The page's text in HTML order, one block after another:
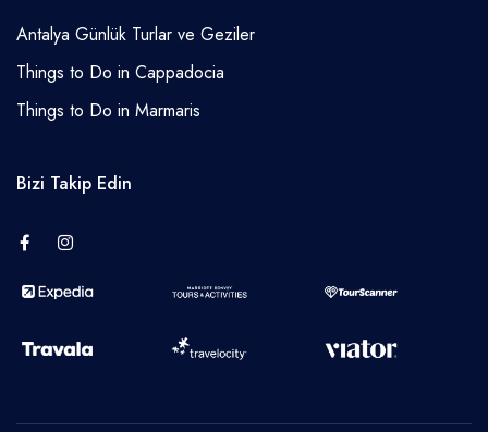
Antalya Günlük Turlar ve Geziler
Things to Do in Cappadocia
Things to Do in Marmaris
Bizi Takip Edin